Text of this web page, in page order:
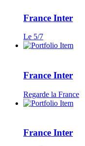
France Inter
Le 5/7
France Inter
Regarde la France
France Inter